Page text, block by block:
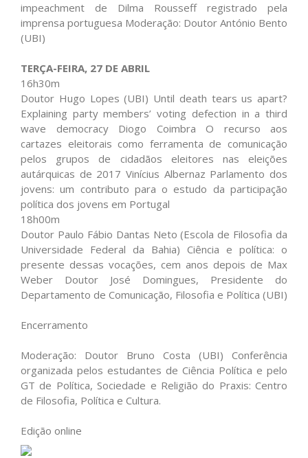
impeachment de Dilma Rousseff registrado pela
imprensa portuguesa Moderação: Doutor António Bento
(UBI)
TERÇA-FEIRA, 27 DE ABRIL
16h30m
Doutor Hugo Lopes (UBI) Until death tears us apart?
Explaining party members’ voting defection in a third
wave democracy Diogo Coimbra O recurso aos
cartazes eleitorais como ferramenta de comunicação
pelos grupos de cidadãos eleitores nas eleições
autárquicas de 2017 Vinícius Albernaz Parlamento dos
jovens: um contributo para o estudo da participação
política dos jovens em Portugal
18h00m
Doutor Paulo Fábio Dantas Neto (Escola de Filosofia da
Universidade Federal da Bahia) Ciência e política: o
presente dessas vocações, cem anos depois de Max
Weber Doutor José Domingues, Presidente do
Departamento de Comunicação, Filosofia e Política (UBI)
Encerramento
Moderação: Doutor Bruno Costa (UBI) Conferência
organizada pelos estudantes de Ciência Política e pelo
GT de Política, Sociedade e Religião do Praxis: Centro
de Filosofia, Política e Cultura.
Edição online